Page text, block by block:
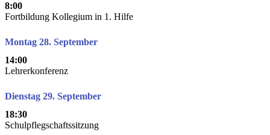
8:00
Fortbildung Kollegium in 1. Hilfe
Montag 28. September
14:00
Lehrerkonferenz
Dienstag 29. September
18:30
Schulpflegschaftssitzung